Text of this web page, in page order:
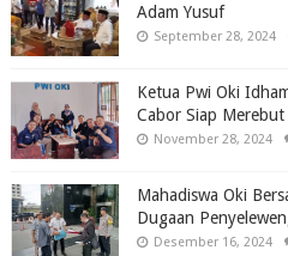
Adam Yusuf
September 28, 2024
Ketua Pwi Oki
Cabor Siap
November 28, 2024
Mahadiswa Oki
Dugaan
Desember 16, 2024